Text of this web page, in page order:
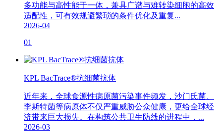
多功能与高性能于一体，兼具广谱与难转染细胞的高效
适配性，可有效规避繁琐的条件优化及重复...
2026-04
01
KPL BacTrace®抗细菌抗体
近年来，全球食源性病原菌污染事件频发，沙门氏菌、
李斯特菌等病原体不仅严重威胁公众健康，更给全球经
济带来巨大损失。在构筑公共卫生防线的进程中，...
2026-03